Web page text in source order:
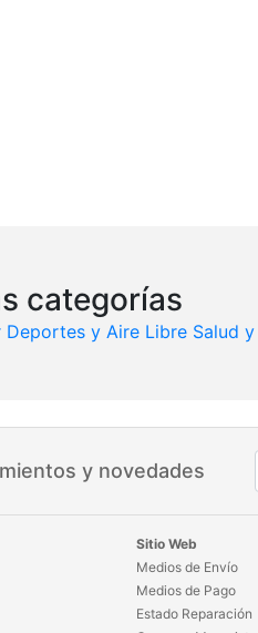
categorías
Deportes y Aire Libre Salud
y novedades
Sitio Web
Medios de Envío
Medios de Pago
Estado Reparación